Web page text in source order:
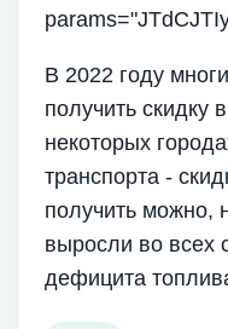
В 2022 году
получить скидку
некоторых
транспорта -
получить можно,
выросли во всех
дефицита